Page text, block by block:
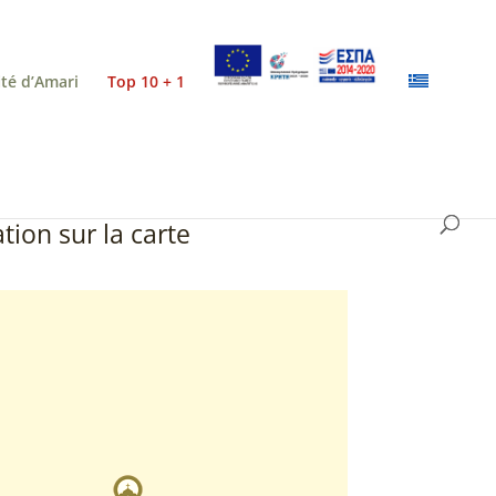
d’Amari Top 10 + 1
sur la carte